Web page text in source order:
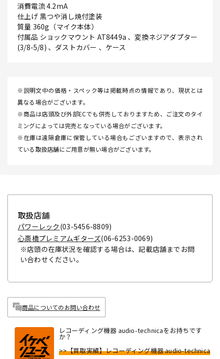
消費電流 4.2mA
仕上げ 黒つや消し焼付塗装
質量 360g（マイク本体）
付属品 ショックマウント AT8449a 、変換ネジアダプター
(3/8-5/8) 、ダストカバー 、ケース
※説明文中の価格・スペック等は掲載時点の情報であり、現状とは
異なる場合がございます。
※商品は店頭及び外部ECでも併売しておりますため、ご注文のタイ
ミングによっては完売となっている場合がございます。
※在庫は遠隔倉庫に保管している場合もございますので、表示され
ている取扱店舗にご用意が無い場合がございます。
取扱店舗
パワーレック (03-5456-8809)
心斎橋プレミアムギターズ(06-6253-0069)
※店頭の在庫状況を確認する場合は、記載店舗までお問
い合わせください。
商品についてのお問い合わせ
レコーディング機器 audio-technicaをお持ちです
か？
>>【買取実績】レコーディング機器 audio-technica